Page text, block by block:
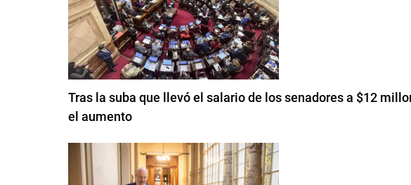
Tras la suba que llevó el salario de los senadores a $12
el aumento